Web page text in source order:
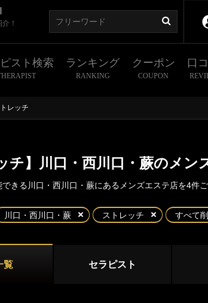
！
スト検索 ランキング
RANKING
クーポン
COUPON
口
レッチ
チ】川口・西川口・蕨のメン
きる川口・西川口・蕨にあるメンズエステ店を4件ご
川口・西川口・蕨 ストレッチ すべて
覧 セラピスト
西川口